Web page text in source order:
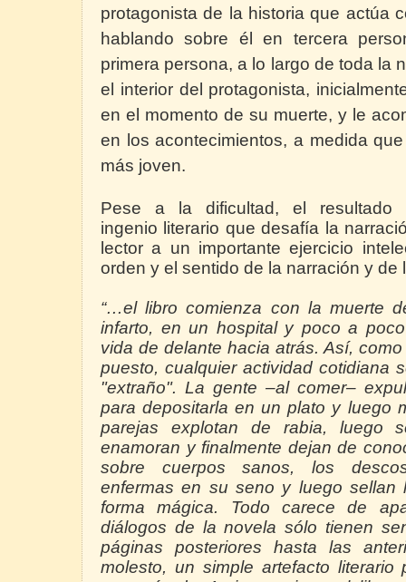
protagonista de la historia que actúa
hablando sobre él en tercera
primera persona, a lo largo de toda la
el interior del protagonista,
en el momento de su muerte, y le
en los acontecimientos, a medida
más joven.
Pese a la dificultad, el resultado
ingenio literario que desafía la
lector a un importante ejercicio
orden y el sentido de la narración y de
“…el libro comienza con la muerte
infarto, en un hospital y poco a
vida de delante hacia atrás. Así,
puesto, cualquier actividad cotidiana
"extraño". La gente –al comer–
para depositarla en un plato y luego
parejas explotan de rabia, luego
enamoran y finalmente dejan de
sobre cuerpos sanos, los
enfermas en su seno y luego
forma mágica. Todo carece de
diálogos de la novela sólo tienen
páginas posteriores hasta las
molesto, un simple artefacto